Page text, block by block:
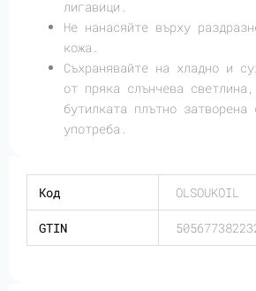
лигавици.
Не нанасяйте върху
кожа.
Съхранявайте на хладно и
от пряка слънчева
бутилката плътно затворена
употреба.
Код OLSOUKOIL
GTIN